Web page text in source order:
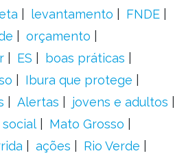
levantamento
FNDE
orçamento
ES
boas práticas
Ibura que protege
Alertas
jovens e adultos
Mato Grosso
ações
Rio Verde